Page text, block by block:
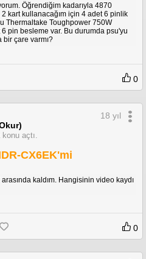
Öğrendiğim kadarıyla 4870
kart kullanacağım için 4 adet 6 pinlik
Thermaltake Toughpower 750W
pin besleme var. Bu durumda psu'yu
çare varmı?
0
konu açtı.
18 yıl
CX6EK'mi
kaldım. Hangisinin video kaydı
0